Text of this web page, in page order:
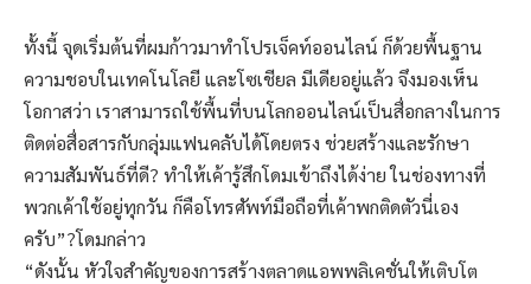
ทั้งนี้ จุดเริ่มต้นที่ผมก้าวมาทำโปรเจ็คท์ออนไลน์ ก็ด้วยพื้นฐาน
ความชอบในเทคโนโลยี และโซเชียล มีเดียอยู่แล้ว จึงมองเห็น
โอกาสว่า เราสามารถใช้พื้นที่บนโลกออนไลน์เป็นสื่อกลางในการ
ติดต่อสื่อสารกับกลุ่มแฟนคลับได้โดยตรง ช่วยสร้างและรักษา
ความสัมพันธ์ที่ดี? ทำให้เค้ารู้สึกโดมเข้าถึงได้ง่าย ในช่องทางที่
พวกเค้าใช้อยู่ทุกวัน ก็คือโทรศัพท์มือถือที่เค้าพกติดตัวนี่เอง
ครับ”?โดมกล่าว
“ดังนั้น หัวใจสำคัญของการสร้างตลาดแอพพลิเคชั่นให้เติบโต